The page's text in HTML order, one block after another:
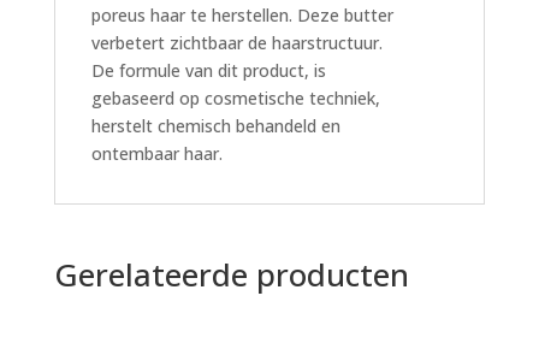
poreus haar te herstellen. Deze butter
verbetert zichtbaar de haarstructuur.
De formule van dit product, is
gebaseerd op cosmetische techniek,
herstelt chemisch behandeld en
ontembaar haar.
Gerelateerde producten